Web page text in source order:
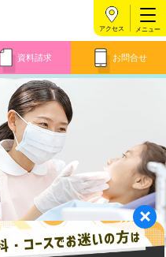
資料請求 お問合せ
アクセス